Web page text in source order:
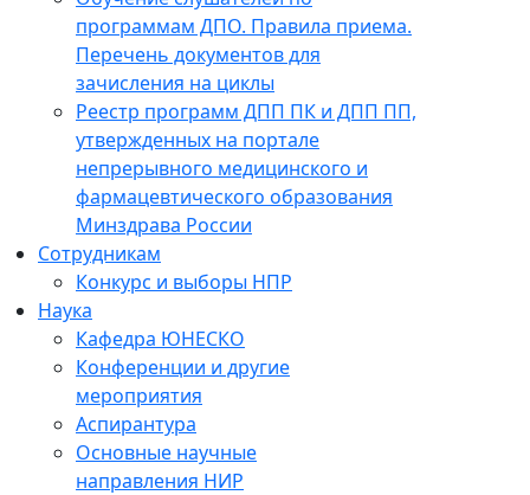
программам ДПО. Правила приема.
Перечень документов для
зачисления на циклы
Реестр программ ДПП ПК и ДПП ПП,
утвержденных на портале
непрерывного медицинского и
фармацевтического образования
Минздрава России
Сотрудникам
Конкурс и выборы НПР
Наука
Кафедра ЮНЕСКО
Конференции и другие
мероприятия
Аспирантура
Основные научные
направления НИР